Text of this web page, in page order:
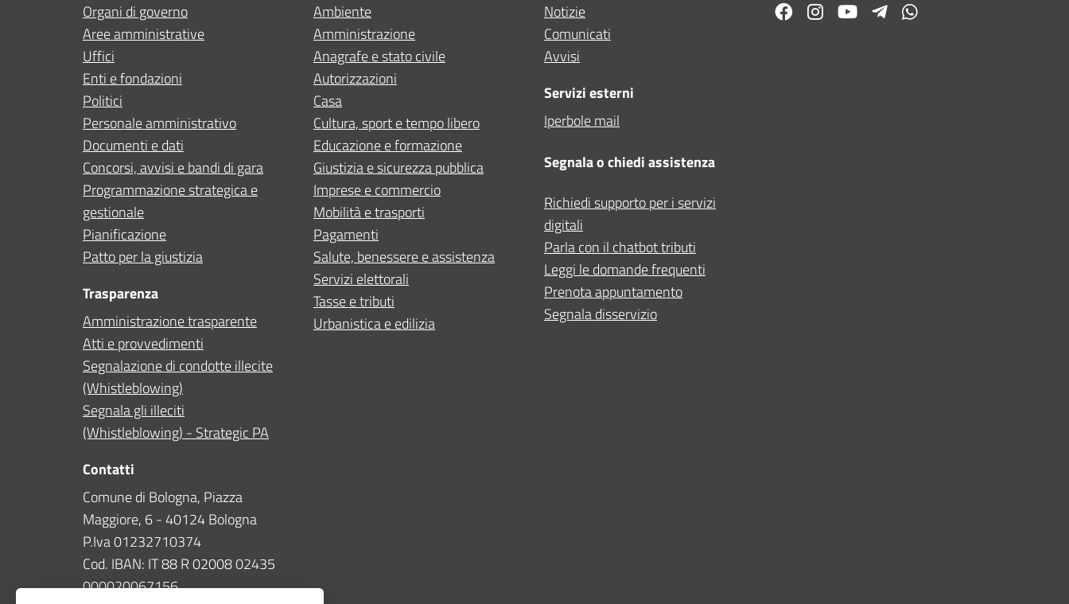
Organi di governo
Aree amministrative
Uffici
Enti e fondazioni
Politici
Personale amministrativo
Documenti e dati
Concorsi, avvisi e bandi di gara
Programmazione strategica e
gestionale
Pianificazione
Patto per la giustizia
Trasparenza
Amministrazione trasparente
Atti e provvedimenti
Segnalazione di condotte illecite
(Whistleblowing)
Segnala gli illeciti
(Whistleblowing) - Strategic PA
Contatti
Comune di Bologna, Piazza
Maggiore, 6 - 40124 Bologna
P.Iva 01232710374
Cod. IBAN: IT 88 R 02008 02435
000020067156
Ambiente
Amministrazione
Anagrafe e stato civile
Autorizzazioni
Casa
Cultura, sport e tempo libero
Educazione e formazione
Giustizia e sicurezza pubblica
Imprese e commercio
Mobilità e trasporti
Pagamenti
Salute, benessere e assistenza
Servizi elettorali
Tasse e tributi
Urbanistica e edilizia
Notizie
Comunicati
Avvisi
Servizi esterni
Iperbole mail
Segnala o chiedi assistenza
Richiedi supporto per i servizi
digitali
Parla con il chatbot tributi
Leggi le domande frequenti
Prenota appuntamento
Segnala disservizio